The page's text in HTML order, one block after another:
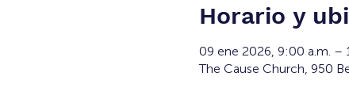
Horario y
09 ene 2026, 9:00 a.m. –
The Cause Church, 950